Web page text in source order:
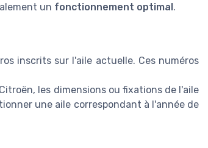
un fonctionnement optimal.
inscrits sur l'aile actuelle. Ces numéros
les dimensions ou fixations de l'aile
une aile correspondant à l'année de